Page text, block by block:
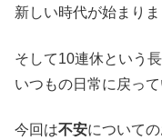
新しい時代が始まりま
そして10連休という
いつもの日常に戻っ
今回は不安について